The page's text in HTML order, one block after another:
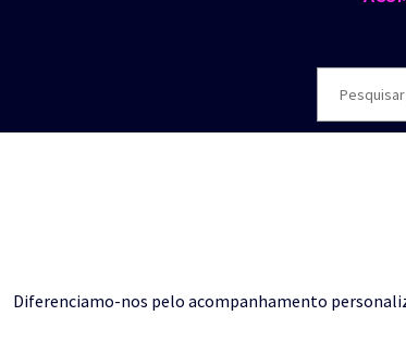
Diferenciamo-nos pelo acompanhamento